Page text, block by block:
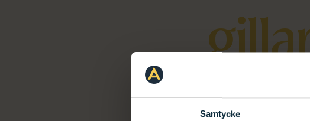
Samtycke